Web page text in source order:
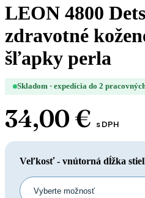
LEON 4800
zdravotné
šľapky perla
Skladom · expedícia do 2
34,00 € s DPH
Veľkosť - vnútorná dĺžka